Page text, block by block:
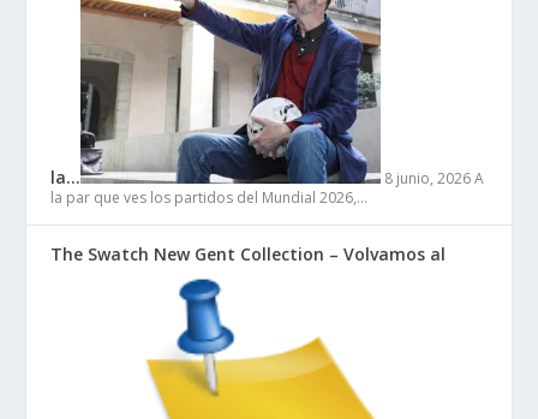
la… 8 junio, 2026 A
la par que ves los partidos del Mundial 2026,…
The Swatch New Gent Collection – Volvamos al